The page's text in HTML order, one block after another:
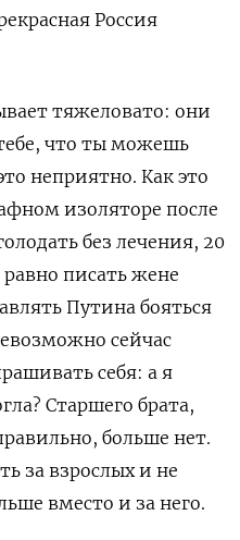
Россия
тяжеловато: они
что ты можешь
неприятно. Как это
изоляторе после
без лечения, 20
писать жене
Путина бояться
сейчас
себя: а я
Старшего брата,
больше нет.
за взрослых и не
вместо и за него.